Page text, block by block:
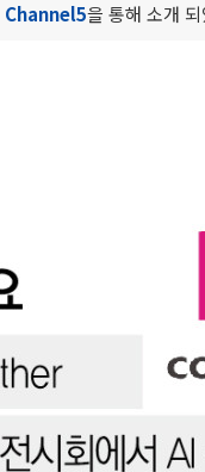
Channel5을 통해 소개